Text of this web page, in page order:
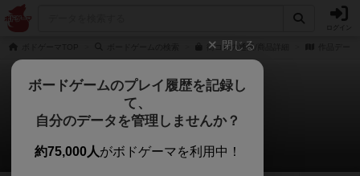
街コロの通販/商品詳細
街コロ
はぐれメタルさんのレビュー
閉じる
ボードゲームのプレイ履歴を記録し
て、
自分のデータを管理しませんか？
約75,000人がボドゲーマを利用中！